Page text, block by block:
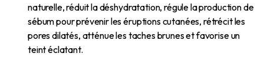
naturelle, réduit la déshydratation, régule la production de
sébum pour prévenir les éruptions cutanées, rétrécit les
pores dilatés, atténue les taches brunes et favorise un
teint éclatant.